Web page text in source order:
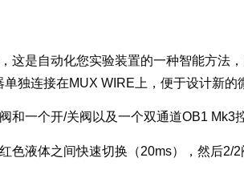
这是自动化您实验装置的一种智能方法
独连接在MUX WIRE上，便于设计新的
一个开/关阀以及一个双通道OB1 Mk3
色液体之间快速切换（20ms），然后2/